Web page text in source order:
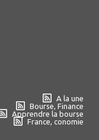
A la une
Bourse, Finance
Apprendre la bourse
France, conomie